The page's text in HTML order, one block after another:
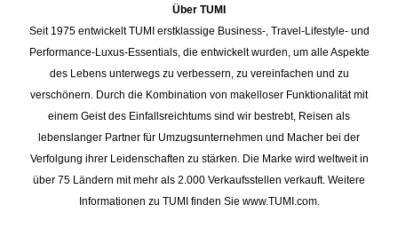
Über TUMI
Seit 1975 entwickelt TUMI erstklassige Business-, Travel-Lifestyle- und
Performance-Luxus-Essentials, die entwickelt wurden, um alle Aspekte
des Lebens unterwegs zu verbessern, zu vereinfachen und zu
verschönern. Durch die Kombination von makelloser Funktionalität mit
einem Geist des Einfallsreichtums sind wir bestrebt, Reisen als
lebenslanger Partner für Umzugsunternehmen und Macher bei der
Verfolgung ihrer Leidenschaften zu stärken. Die Marke wird weltweit in
über 75 Ländern mit mehr als 2.000 Verkaufsstellen verkauft. Weitere
Informationen zu TUMI finden Sie www.TUMI.com.